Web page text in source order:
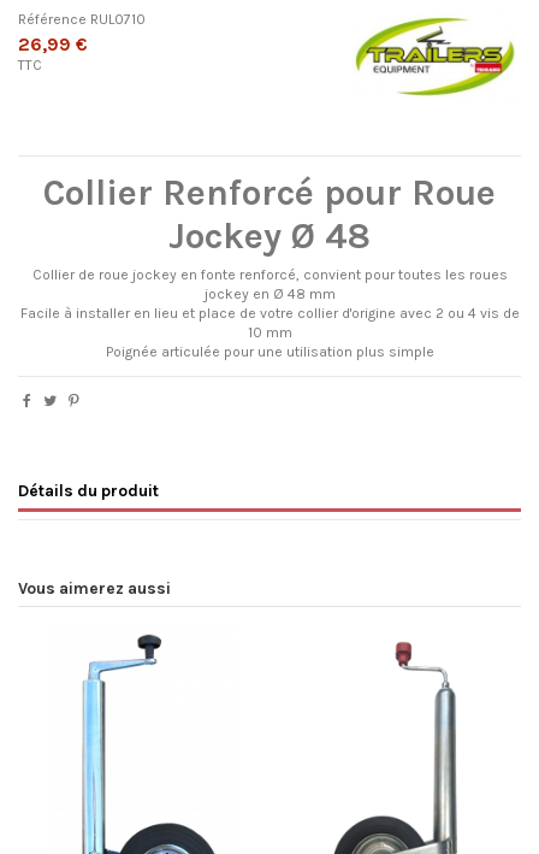
Référence RUL0710
26,99 €
TTC
Collier Renforcé pour Roue
Jockey Ø 48
Collier de roue jockey en fonte renforcé, convient pour toutes les roues
jockey en Ø 48 mm
Facile à installer en lieu et place de votre collier d'origine avec 2 ou 4 vis de
10 mm
Poignée articulée pour une utilisation plus simple
Détails du produit
Vous aimerez aussi